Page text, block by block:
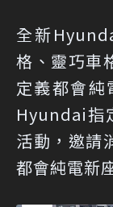
全新
格、靈巧車
定義都會純
Hyundai指
活動，邀請
都會純電新